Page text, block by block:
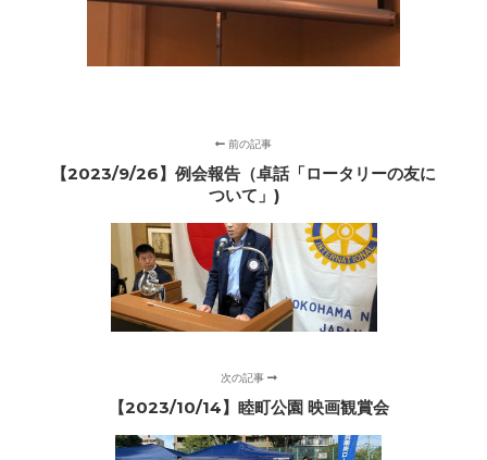
前の記事
【2023/9/26】例会報告（卓話「ロータリーの友に
ついて」)
次の記事
【2023/10/14】睦町公園 映画観賞会